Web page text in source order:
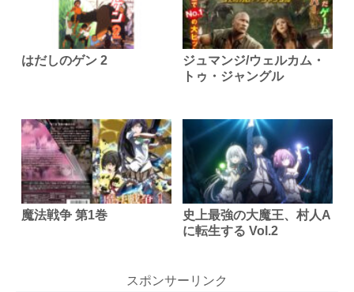
はだしのゲン 2
ジュマンジ/ウェルカム・
トゥ・ジャングル
魔法戦争 第1巻
史上最強の大魔王、村人A
に転生する Vol.2
スポンサーリンク